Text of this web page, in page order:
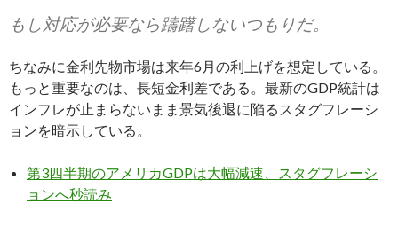
もし対応が必要なら躊躇しないつもりだ。
ちなみに金利先物市場は来年6月の利上げを想定している。
もっと重要なのは、長短金利差である。最新のGDP統計は
インフレが止まらないまま景気後退に陥るスタグフレーシ
ョンを暗示している。
第3四半期のアメリカGDPは大幅減速、スタグフレーシ
ョンへ秒読み